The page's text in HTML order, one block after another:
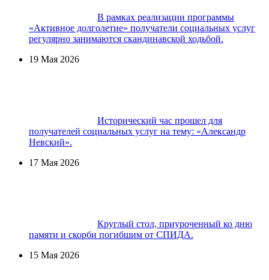
В рамках реализации программы
«Активное долголетие» получатели социальных услуг
регулярно занимаются скандинавской ходьбой.
19 Мая 2026
Исторический час прошел для
получателей социальных услуг на тему: «Александр
Невский».
17 Мая 2026
Круглый стол, приуроченный ко дню
памяти и скорби погибшим от СПИДА.
15 Мая 2026